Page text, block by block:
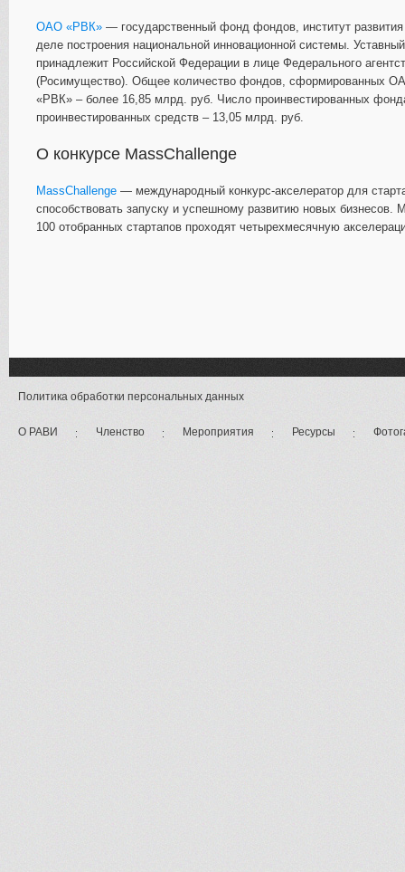
ОАО «РВК» — государственный фонд фондов, институт
деле построения национальной инновационной системы.
принадлежит Российской Федерации в лице Федерального
(Росимущество). Общее количество фондов, сформированных
«РВК» – более 16,85 млрд. руб. Число проинвестированных
проинвестированных средств – 13,05 млрд. руб.
О конкурсе MassChallenge
MassChallenge — международный конкурс-акселератор для
способствовать запуску и успешному развитию новых
100 отобранных стартапов проходят четырехмесячную
Политика обработки персональных данных
О РАВИ Членство Мероприятия Ресурсы